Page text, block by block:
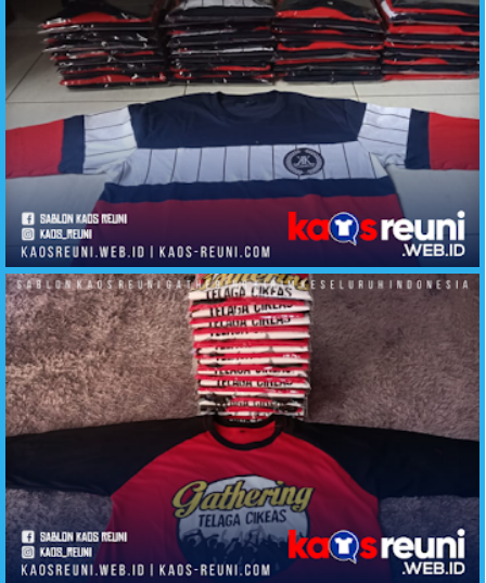
Sablon Kaos Kelas Kombinasi Keren
Sablon Kaos Gathering Telaga Cikeas